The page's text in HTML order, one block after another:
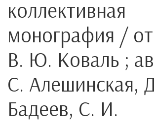
коллективная
монография /
В. Ю. Коваль ;
С. Алешинская,
Бадеев, С. И.